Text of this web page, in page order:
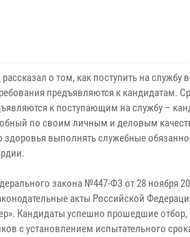
о том, как поступить на службу
предъявляются к кандидатам.
к поступающим на службу –
по своим личным и деловым
выполнять служебные
закона №447-ФЗ от 28 ноября
акты Российской
Кандидаты успешно прошедшие отбор,
с установлением испытательного